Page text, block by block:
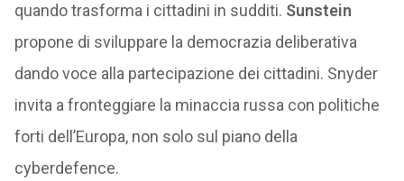
quando trasforma i cittadini in sudditi. Sunstein
propone di sviluppare la democrazia deliberativa
dando voce alla partecipazione dei cittadini. Snyder
invita a fronteggiare la minaccia russa con politiche
forti dell’Europa, non solo sul piano della
cyberdefence.